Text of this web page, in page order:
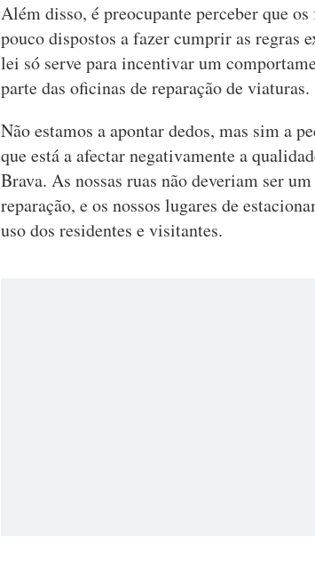
Além disso, é preocupante perceber que
pouco dispostos a fazer cumprir as regras
lei só serve para incentivar um
parte das oficinas de reparação de viaturas.
Não estamos a apontar dedos, mas sim a
que está a afectar negativamente a
Brava. As nossas ruas não deveriam ser
reparação, e os nossos lugares de
uso dos residentes e visitantes.